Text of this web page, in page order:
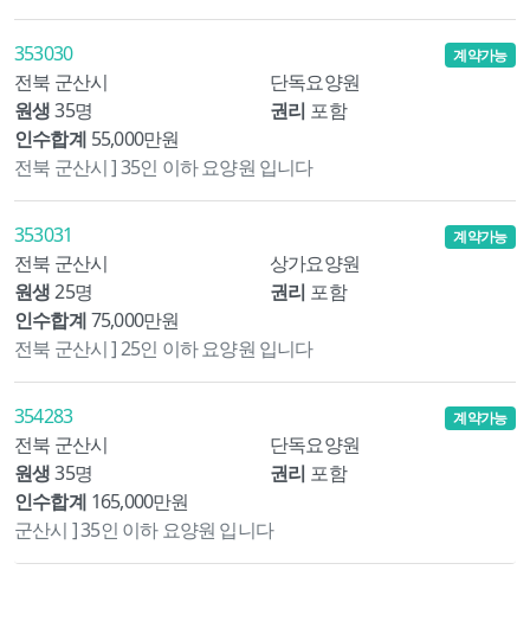
353030
전북 군산시
단독요양원
원생 35명 권리 포함
인수합계 55,000만원
계약가능
전북 군산시 ] 35인 이하 요양원 입니다
353031
전북 군산시
상가요양원
원생 25명 권리 포함
인수합계75,000만원
계약가능
전북 군산시 ] 25인 이하 요양원 입니다
354283
전북 군산시
단독요양원
원생 35명 권리 포함
인수합계 165,000만원
계약가능
군산시 ] 35인 이하 요양원 입니다